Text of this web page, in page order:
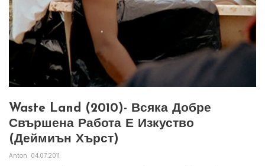
Waste Land (2010)- Всяка Добре
Свършена Работа Е Изкуство
(Деймиън Хърст)
Anton 04.07.2011